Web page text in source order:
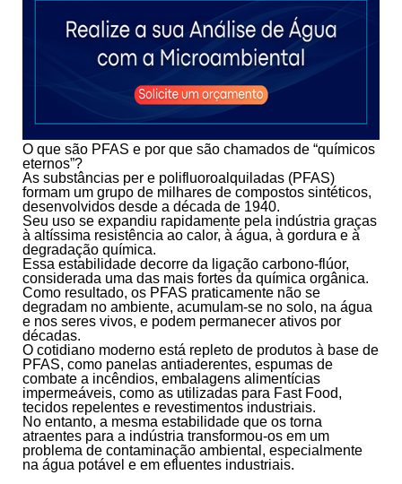
O que são PFAS e por que são chamados de “químicos
eternos”?
As substâncias per e polifluoroalquiladas (PFAS)
formam um grupo de milhares de compostos sintéticos,
desenvolvidos desde a década de 1940.
Seu uso se expandiu rapidamente pela indústria graças
à altíssima resistência ao calor, à água, à gordura e à
degradação química.
Essa estabilidade decorre da ligação carbono-flúor,
considerada uma das mais fortes da química orgânica.
Como resultado, os PFAS praticamente não se
degradam no ambiente, acumulam-se no solo, na água
e nos seres vivos, e podem permanecer ativos por
décadas.
O cotidiano moderno está repleto de produtos à base de
PFAS, como panelas antiaderentes, espumas de
combate a incêndios, embalagens alimentícias
impermeáveis, como as utilizadas para Fast Food,
tecidos repelentes e revestimentos industriais.
No entanto, a mesma estabilidade que os torna
atraentes para a indústria transformou-os em um
problema de contaminação ambiental, especialmente
na água potável e em efluentes industriais.